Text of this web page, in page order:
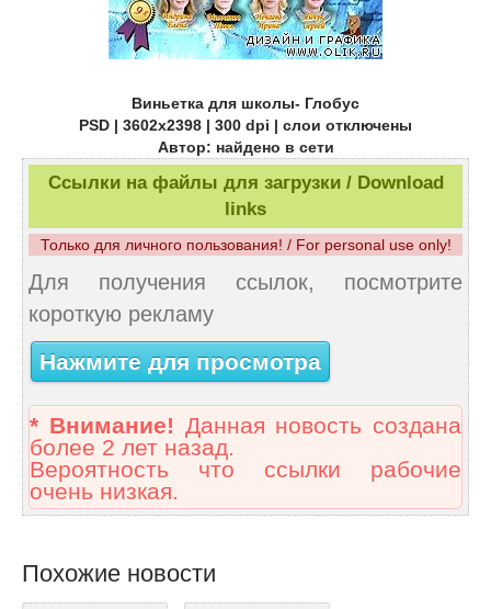
Виньетка для школы- Глобус
PSD | 3602х2398 | 300 dpi | слои отключены
Автор: найдено в сети
Ссылки на файлы для загрузки / Download
links
Только для личного пользования! / For personal use only!
Для получения ссылок, посмотрите
короткую рекламу
Нажмите для просмотра
* Внимание! Данная новость создана
более 2 лет назад.
Вероятность что ссылки рабочие
очень низкая.
Похожие новости